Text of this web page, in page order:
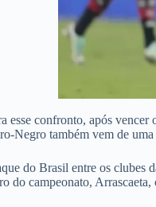
confronto, após vencer
Negro também vem de
do Brasil entre os
do campeonato,